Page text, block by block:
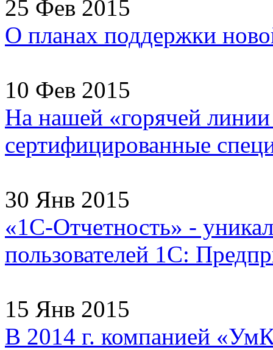
25 Фев 2015
О планах поддержки
10 Фев 2015
На нашей «горячей
сертифицированные
30 Янв 2015
«1С-Отчетность» -
пользователей 1С:
15 Янв 2015
В 2014 г. компанией